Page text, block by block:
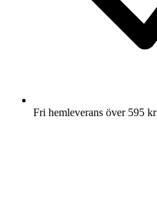
Fri hemleverans över 595 kr